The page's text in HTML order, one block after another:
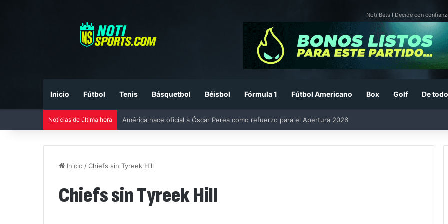
Noti Bets I Decide con
Inicio Fútbol Tenis Básquetbol Béisbol Fórmula 1 Fútbol Americano Box Golf De
Noticias de última hora América hace oficial a Óscar Perea como refuerzo para el Apertura 2026
Inicio /Chiefs sin Tyreek Hill
Chiefs sin Tyreek Hill